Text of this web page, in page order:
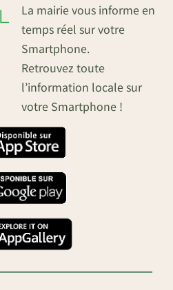
La mairie vous informe en
temps réel sur votre
Smartphone.
Retrouvez toute
l’information locale sur
votre Smartphone !